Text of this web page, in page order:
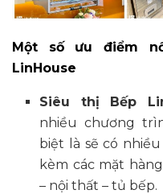
Một số ưu điểm
LinHouse
Siêu thị Bếp
nhiều chương
biệt là sẽ có
kèm các mặt
– nội thất – tủ bếp.